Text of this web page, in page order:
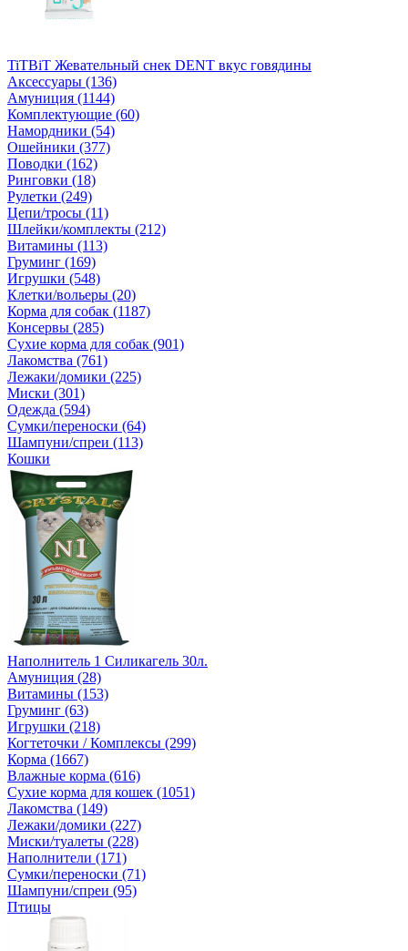
TiTBiT Жевательный снек DENT вкус говядины
Аксессуары (136)
Амуниция (1144)
Комплектующие (60)
Намордники (54)
Ошейники (377)
Поводки (162)
Ринговки (18)
Рулетки (249)
Цепи/тросы (11)
Шлейки/комплекты (212)
Витамины (113)
Груминг (169)
Игрушки (548)
Клетки/вольеры (20)
Корма для собак (1187)
Консервы (285)
Сухие корма для собак (901)
Лакомства (761)
Лежаки/домики (225)
Миски (301)
Одежда (594)
Сумки/переноски (64)
Шампуни/спреи (113)
Кошки
Наполнитель 1 Силикагель 30л.
Амуниция (28)
Витамины (153)
Груминг (63)
Игрушки (218)
Когтеточки / Комплексы (299)
Корма (1667)
Влажные корма (616)
Сухие корма для кошек (1051)
Лакомства (149)
Лежаки/домики (227)
Миски/туалеты (228)
Наполнители (171)
Сумки/переноски (71)
Шампуни/спреи (95)
Птицы